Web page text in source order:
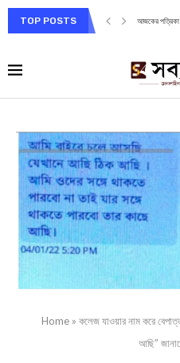
TOP POSTS আজকের
Home» কলেজ যাওয়ার নাম করে
আছি”